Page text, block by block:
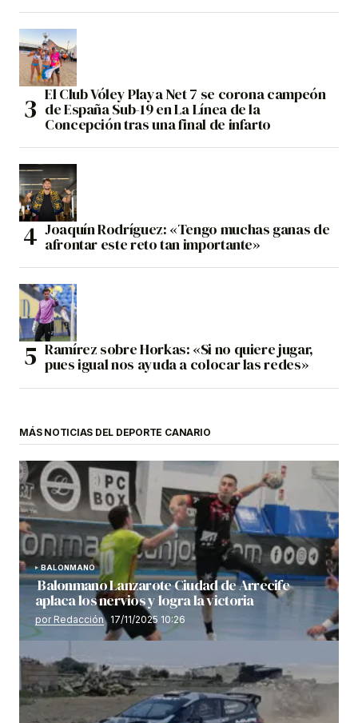
El Club Vóley Playa Net 7 se corona campeón
de España Sub-19 en La Línea de la
Concepción tras una final de infarto
Joaquín Rodríguez: «Tengo muchas ganas de
afrontar este reto tan importante»
Ramírez sobre Horkas: «Si no quiere jugar,
pues igual nos ayuda a colocar las redes»
MÁS NOTICIAS DEL DEPORTE CANARIO
BALONMANO
Balonmano Lanzarote Ciudad de Arrecife
aplaca los nervios y logra la victoria
por Redacción 17/11/2025 10:26